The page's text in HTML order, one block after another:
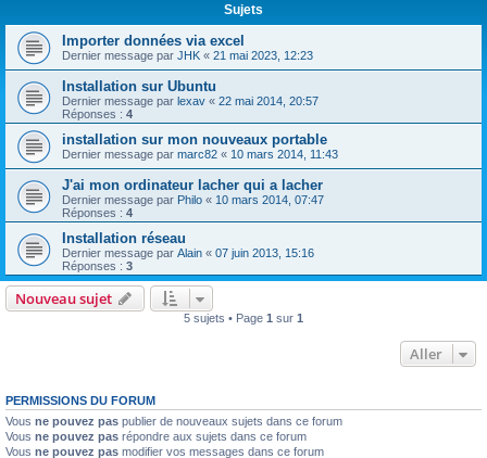
Sujets
Importer données via excel
Dernier message par JHK « 21 mai 2023, 12:23
Installation sur Ubuntu
Dernier message par lexav « 22 mai 2014, 20:57
Réponses : 4
installation sur mon nouveaux portable
Dernier message par marc82 « 10 mars 2014, 11:43
J'ai mon ordinateur lacher qui a lacher
Dernier message par Philo « 10 mars 2014, 07:47
Réponses : 4
Installation réseau
Dernier message par Alain « 07 juin 2013, 15:16
Réponses : 3
Nouveau sujet
5 sujets • Page 1 sur 1
Aller
PERMISSIONS DU FORUM
Vous ne pouvez pas publier de nouveaux sujets dans ce forum
Vous ne pouvez pas répondre aux sujets dans ce forum
Vous ne pouvez pas modifier vos messages dans ce forum